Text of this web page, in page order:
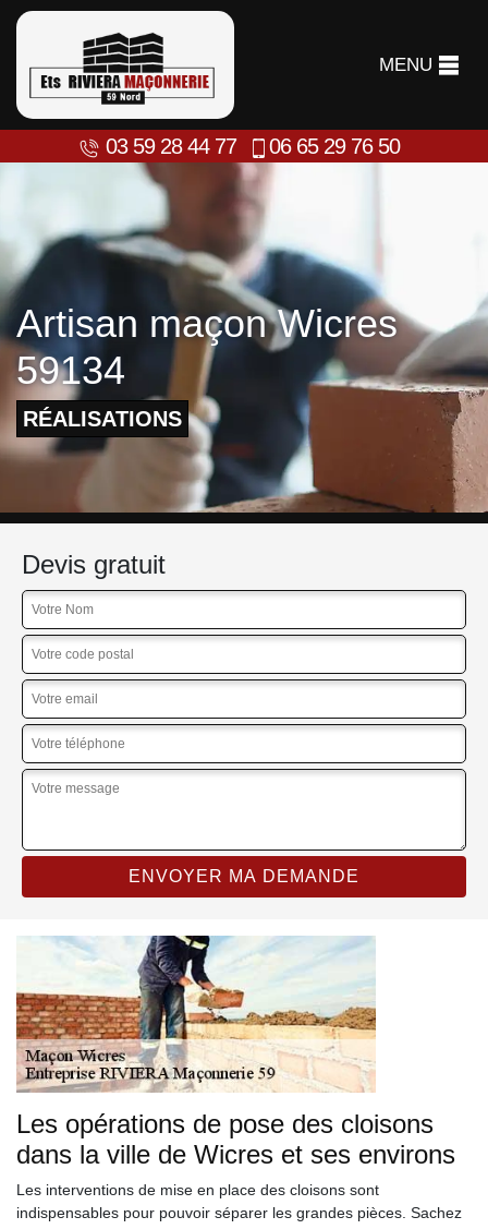
MENU
03 59 28 44 77 06 65 29 76 50
Artisan maçon Wicres
59134
RÉALISATIONS
Devis gratuit
Les opérations de pose des cloisons
dans la ville de Wicres et ses environs
Les interventions de mise en place des cloisons sont
indispensables pour pouvoir séparer les grandes pièces. Sachez